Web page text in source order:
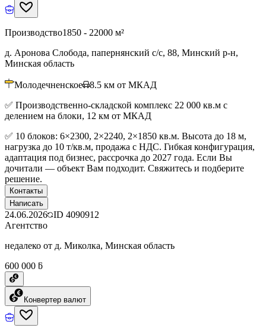
Производство1850 - 22000 м²
д. Аронова Слобода, папернянский с/с, 88, Минский р-н,
Минская область
Молодечненское 8.5 км от МКАД
✅ Производственно-складской комплекс 22 000 кв.м с
делением на блоки, 12 км от МКАД
✅ 10 блоков: 6×2300, 2×2240, 2×1850 кв.м. Высота до 18 м,
нагрузка до 10 т/кв.м, продажа с НДС. Гибкая конфигурация,
адаптация под бизнес, рассрочка до 2027 года. Если Вы
дочитали — объект Вам подходит. Свяжитесь и подберите
решение.
Контакты
Написать
24.06.2026 ID 4090912
Агентство
недалеко от д. Миколка, Минская область
600 000 ƃ
Конвертер валют